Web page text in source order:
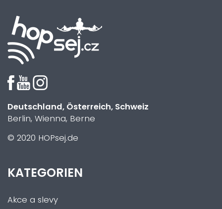
Deutschland, Österreich, Schweiz
Berlin, Wienna, Berne
© 2020 HOPsej.de
KATEGORIEN
Akce a slevy